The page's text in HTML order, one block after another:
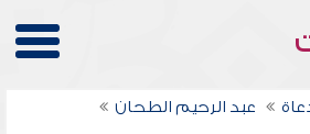
عبد الرحيم الطحان